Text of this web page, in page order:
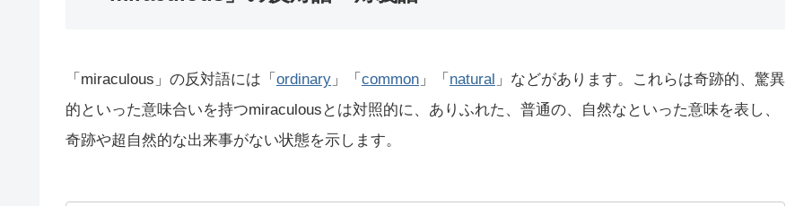
「miraculous」の反対語には「 ordinary 」「 common 」「 natural 」などがあります。これらは奇跡的、驚異
的といった意味合いを持つmiraculousとは対照的に、ありふれた、普通の、自然なといった意味を表し、
奇跡や超自然的な出来事がない状態を示します。